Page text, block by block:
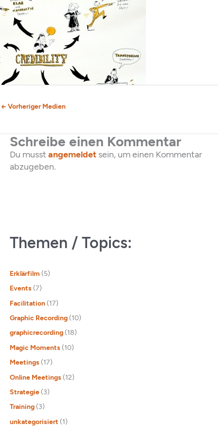
← Vorheriger Medien
Schreibe einen Kommentar
Du musst angemeldet sein, um einen Kommentar
abzugeben.
Themen / Topics:
Erklärfilm (5)
Events (7)
Facilitation (17)
Graphic Recording (10)
graphicrecording (18)
Magic Moments (10)
Meetings (17)
Online Meetings (12)
Strategie (3)
Training (3)
unkategorisiert (1)